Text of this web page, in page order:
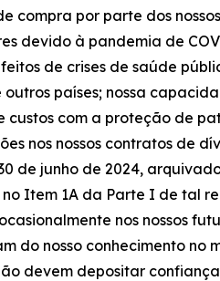
compra por parte dos
devido à pandemia de
de crises de saúde
países; nossa
com a proteção de
nos nossos contratos de
de junho de 2024,
Item 1A da Parte I de tal
nos nossos
do nosso conhecimento no
devem depositar